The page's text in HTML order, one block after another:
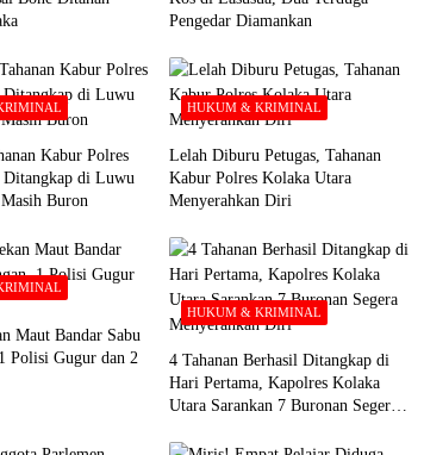
Pengedar Diamankan
Kabur Polres
Ditangkap di Luwu
Buron
HUKUM & KRIMINAL
Lelah Diburu Petugas, Tahanan
Kabur Polres Kolaka Utara
Menyerahkan Diri
Maut Bandar Sabu
Polisi Gugur dan 2
HUKUM & KRIMINAL
4 Tahanan Berhasil Ditangkap di
Hari Pertama, Kapolres Kolaka
Utara Sarankan 7 Buronan Segera